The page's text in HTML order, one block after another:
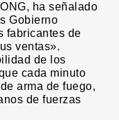
ha señalado
Gobierno
fabricantes de
ventas».
de los
cada minuto
arma de fuego,
de fuerzas